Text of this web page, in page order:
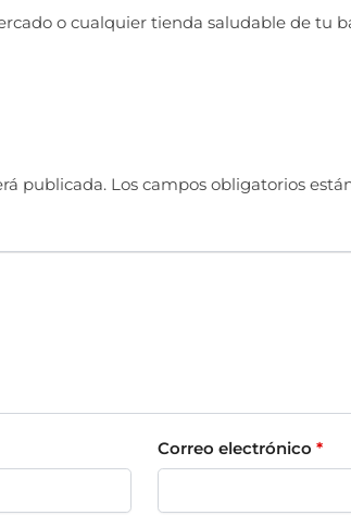
o cualquier tienda saludable de tu
publicada. Los campos obligatorios
Correo electrónico*